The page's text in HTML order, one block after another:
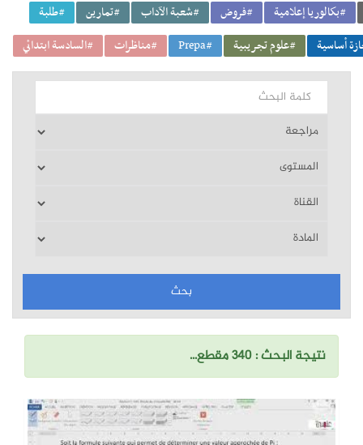
#بكالوريا إعلامية #فروض #شعبة الآداب #تمارين
#طلبة
أساسية
#علوم تجريبية #Prepa #مناظرات #السادسة ابتدائي
نتيجة البحث : 340 مقطع...